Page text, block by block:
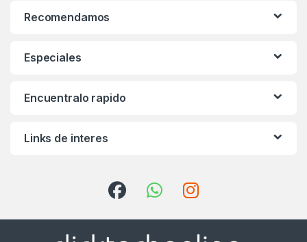
Recomendamos
Especiales
Encuentralo rapido
Links de interes